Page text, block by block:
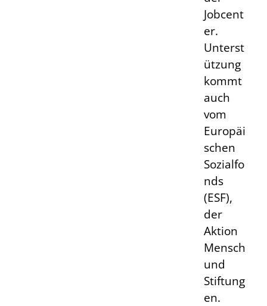
Jobcent
er.
Unterst
ützung
kommt
auch
vom
Europäi
schen
Sozialfo
nds
(ESF),
der
Aktion
Mensch
und
Stiftung
en.